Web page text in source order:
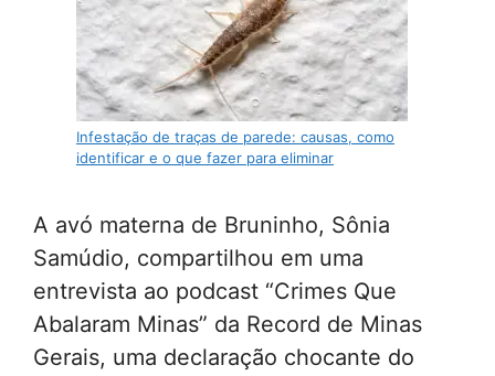
Infestação de traças de parede: causas, como
identificar e o que fazer para eliminar
A avó materna de Bruninho, Sônia
Samúdio, compartilhou em uma
entrevista ao podcast “Crimes Que
Abalaram Minas” da Record de Minas
Gerais, uma declaração chocante do